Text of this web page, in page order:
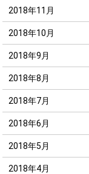
2018年11月
2018年10月
2018年9月
2018年8月
2018年7月
2018年6月
2018年5月
2018年4月